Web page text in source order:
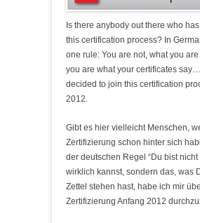
Is there anybody out there who
this certification process? In
one rule: You are not, what you
you are what your certificates
decided to join this certification
2012.
Gibt es hier vielleicht Menschen,
Zertifizierung schon hinter sich
der deutschen Regel “Du bist nicht
wirklich kannst, sondern das, was
Zettel stehen hast, habe ich mir
Zertifizierung Anfang 2012